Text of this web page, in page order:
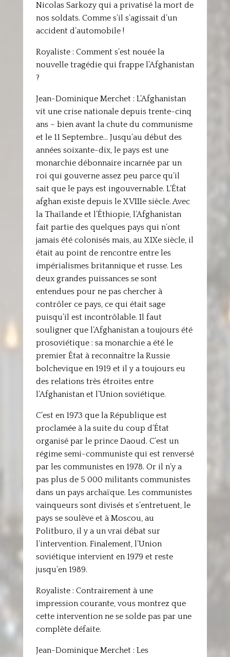
Nicolas Sarkozy qui a privatisé la mort de
nos soldats. Comme s’il s’agissait d’un
accident d’automobile !
Royaliste : Comment s’est nouée la
nouvelle tragédie qui frappe l’Afghanistan
?
Jean-Dominique Merchet : L’Afghanistan
vit une crise nationale depuis trente-cinq
ans – bien avant la chute du communisme
et le 11 Septembre… Jusqu’au début des
années soixante-dix, le pays est une
monarchie débonnaire incarnée par un
roi qui gouverne assez peu parce qu’il
sait que le pays est ingouvernable. L’État
afghan existe depuis le XVIIIe siècle. Avec
la Thaïlande et l’Éthiopie, l’Afghanistan
fait partie des quelques pays qui n’ont
jamais été colonisés mais, au XIXe siècle, il
était au point de rencontre entre les
impérialismes britannique et russe. Les
deux grandes puissances se sont
entendues pour ne pas chercher à
contrôler ce pays, ce qui était sage
puisqu’il est incontrôlable. Il faut
souligner que l’Afghanistan a toujours été
prosoviétique : sa monarchie a été le
premier État à reconnaître la Russie
bolchevique en 1919 et il y a toujours eu
des relations très étroites entre
l’Afghanistan et l’Union soviétique.
C’est en 1973 que la République est
proclamée à la suite du coup d’État
organisé par le prince Daoud. C’est un
régime semi-communiste qui est renversé
par les communistes en 1978. Or il n’y a
pas plus de 5 000 militants communistes
dans un pays archaïque. Les communistes
vainqueurs sont divisés et s’entretuent, le
pays se soulève et à Moscou, au
Politburo, il y a un vrai débat sur
l’intervention. Finalement, l’Union
soviétique intervient en 1979 et reste
jusqu’en 1989.
Royaliste : Contrairement à une
impression courante, vous montrez que
cette intervention ne se solde pas par une
complète défaite.
Jean-Dominique Merchet : Les